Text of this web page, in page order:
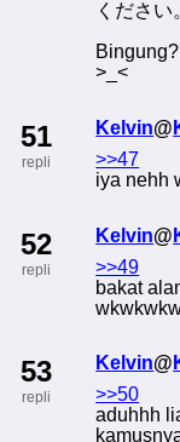
ください
>_<
51
repli
Kelvin@
>>47
iya nehh
52
repli
Kelvin@
>>49
bakat
53
repli
Kelvin@
>>50
aduhhh